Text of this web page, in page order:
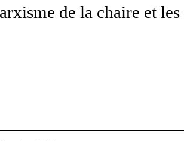
de la chaire et les